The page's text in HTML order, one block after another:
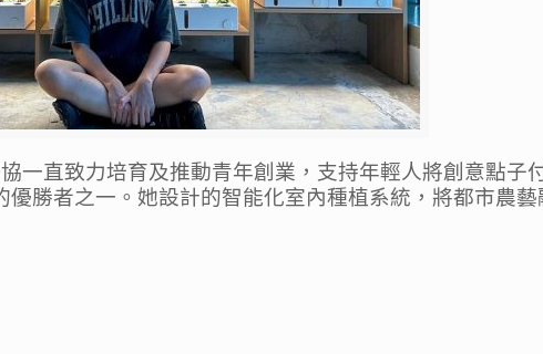
一直致力培育及推動青年創業，支持年輕人將創意點子
勝者之一。她設計的智能化室內種植系統，將都市農